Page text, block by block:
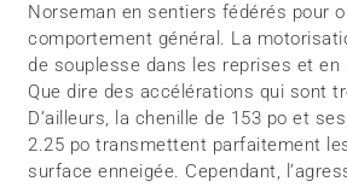
Norseman en sentiers fédérés pour
comportement général. La
de souplesse dans les reprises et en
Que dire des accélérations qui sont
D’ailleurs, la chenille de 153 po et
2.25 po transmettent parfaitement
surface enneigée. Cependant,